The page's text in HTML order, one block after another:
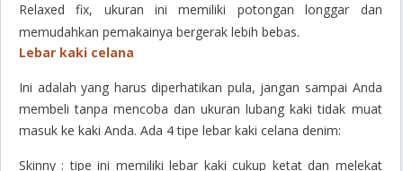
Relaxed fix, ukuran ini memiliki potongan longgar dan
memudahkan pemakainya bergerak lebih bebas.
Lebar kaki celana
Ini adalah yang harus diperhatikan pula, jangan sampai Anda
membeli tanpa mencoba dan ukuran lubang kaki tidak muat
masuk ke kaki Anda. Ada 4 tipe lebar kaki celana denim:
Skinny : tipe ini memiliki lebar kaki cukup ketat dan melekat